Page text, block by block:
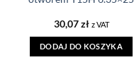
30,07zł z VAT
DODAJ DO KOSZYKA